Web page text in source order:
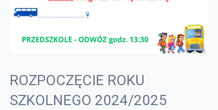
ROZPOCZĘCIE ROKU
SZKOLNEGO 2024/2025